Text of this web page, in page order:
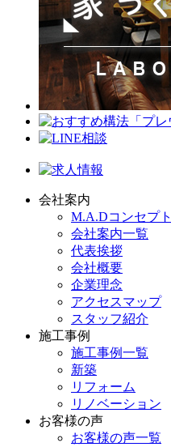
会社案内
M.A.Dコンセプト
会社案内一覧
代表挨拶
会社概要
企業理念
アクセスマップ
スタッフ紹介
施工事例
施工事例一覧
新築
リフォーム
リノベーション
お客様の声
お客様の声一覧